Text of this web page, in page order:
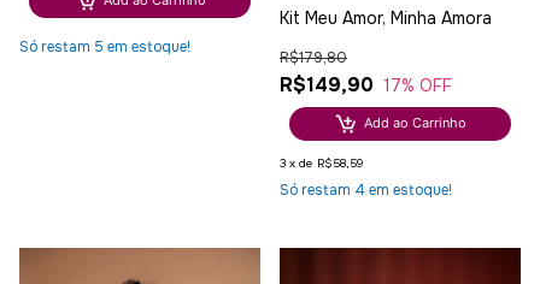
Só restam 5 em estoque!
Kit Meu Amor, Minha Amora
R$149,90
R$179,80
17% OFF
Add ao Carrinho
3 x de R$58,59
Só restam 4 em estoque!